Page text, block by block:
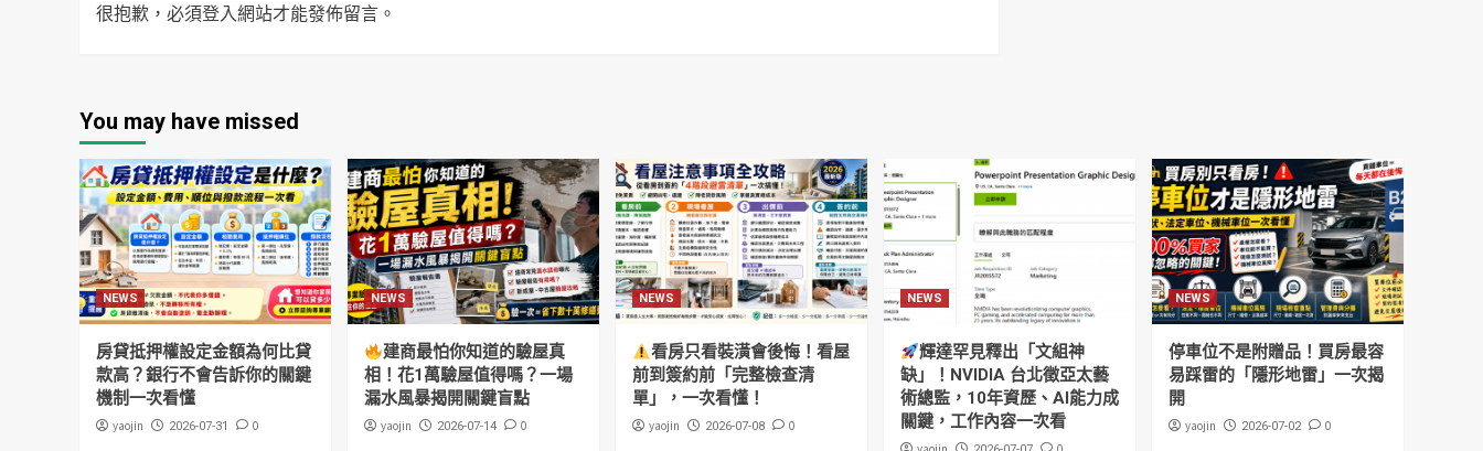
很抱歉，必須登入網站才能發佈留言。
You may have missed
NEWS
房貸抵押權設定金額為何比貸
款高？銀行不會告訴你的關鍵
機制一次看懂
yaojin 2026-07-31 0
NEWS
建商最怕你知道的驗屋真
相！花1萬驗屋值得嗎？一場
漏水風暴揭開關鍵盲點
yaojin 2026-07-14 0
NEWS
看房只看裝潢會後悔！看屋
前到簽約前「完整檢查清
單」，一次看懂！
yaojin 2026-07-08 0
NEWS
輝達罕見釋出「文組神
缺」！NVIDIA 台北徵亞太藝
術總監，10年資歷、AI能力成
關鍵，工作內容一次看
NEWS
停車位不是附贈品！買房最容
易踩雷的「隱形地雷」一次揭
開
yaojin 2026-07-02 0